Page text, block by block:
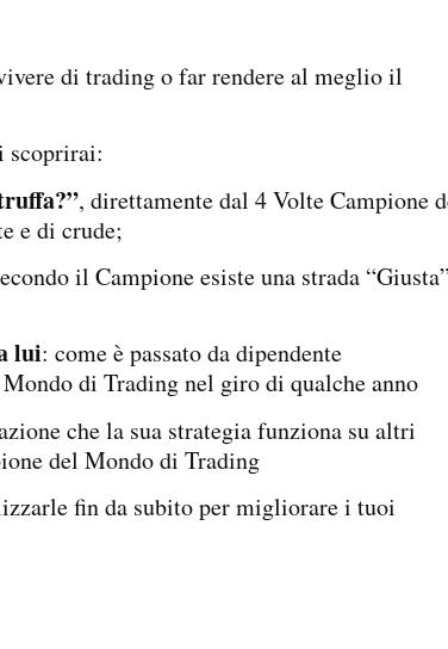
di trading o far rendere al meglio il
scoprirai:
, direttamente dal 4 Volte Campione
e di crude;
il Campione esiste una strada
lui: come è passato da dipendente
di Trading nel giro di qualche anno
che la sua strategia funziona su altri
del Mondo di Trading
fin da subito per migliorare i tuoi